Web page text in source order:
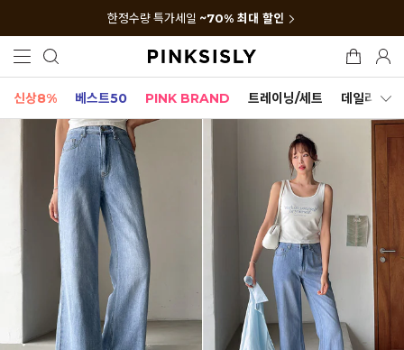
한정수량 특가세일 ~70% 최대 할인
신상8% 베스트50 PINK BRAND 트레이닝/세트 데일리세트